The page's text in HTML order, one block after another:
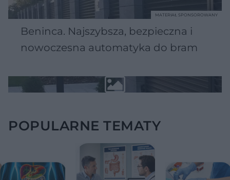
Beninca. Najszybsza, bezpieczna i
nowoczesna automatyka do bram
MATERIAŁ SPONSOROWANY
POPULARNE TEMATY